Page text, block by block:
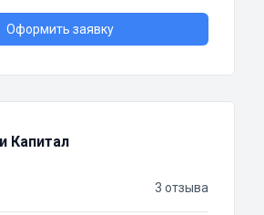
Оформить заявку
Капитал
3 отзыва